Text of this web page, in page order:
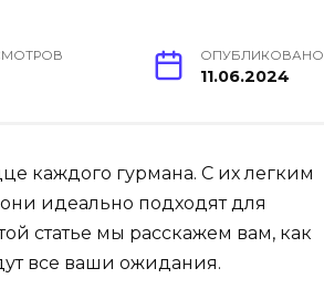
ОПУБЛИКОВАНО
11.06.2024
каждого гурмана. С их легким
идеально подходят для
статье мы расскажем вам, как
все ваши ожидания.